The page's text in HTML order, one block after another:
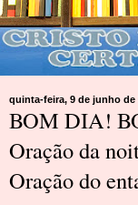
quinta-feira, 9 de junho de
BOM DIA!
Oração da
Oração do